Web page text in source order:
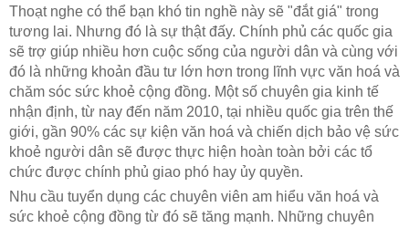
Thoạt nghe có thể bạn khó tin nghề này sẽ "đắt giá" trong
tương lai. Nhưng đó là sự thật đấy. Chính phủ các quốc gia
sẽ trợ giúp nhiều hơn cuộc sống của người dân và cùng với
đó là những khoản đầu tư lớn hơn trong lĩnh vực văn hoá và
chăm sóc sức khoẻ cộng đồng. Một số chuyên gia kinh tế
nhận định, từ nay đến năm 2010, tại nhiều quốc gia trên thế
giới, gần 90% các sự kiện văn hoá và chiến dịch bảo vệ sức
khoẻ người dân sẽ được thực hiện hoàn toàn bởi các tổ
chức được chính phủ giao phó hay ủy quyền.
Nhu cầu tuyển dụng các chuyên viên am hiểu văn hoá và
sức khoẻ cộng đồng từ đó sẽ tăng mạnh. Những chuyên